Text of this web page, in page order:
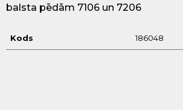
balsta pēdām 7106 un 7206
Kods 186048